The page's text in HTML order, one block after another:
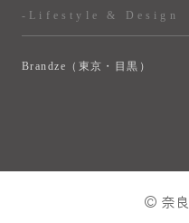
-Lifestyle & Design
Brandze（東京・目黒）
© 奈